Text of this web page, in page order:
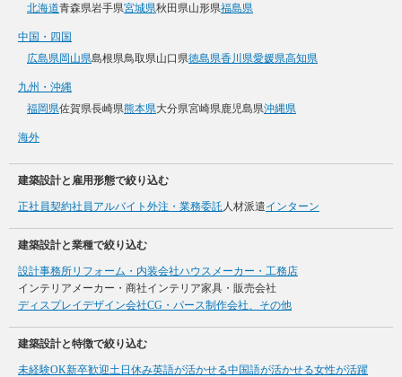
北海道青森県岩手県宮城県秋田県山形県福島県
中国・四国
広島県岡山県島根県鳥取県山口県徳島県香川県愛媛県高知県
九州・沖縄
福岡県佐賀県長崎県熊本県大分県宮崎県鹿児島県沖縄県
海外
建築設計と雇用形態で絞り込む
正社員契約社員アルバイト 外注・業務委託人材派遣インターン
建築設計と業種で絞り込む
設計事務所リフォーム・内装会社ハウスメーカー・工務店
インテリアメーカー・商社インテリア家具・販売会社
ディスプレイデザイン会社CG・パース制作会社、その他
建築設計と特徴で絞り込む
未経験OK新卒歓迎土日休み英語が活かせる中国語が活かせる女性が活躍